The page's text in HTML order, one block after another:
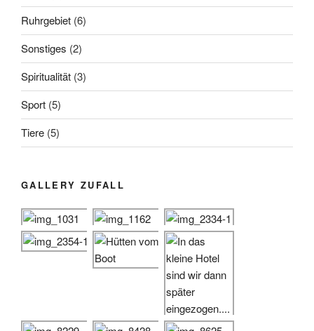
Ruhrgebiet (6)
Sonstiges (2)
Spiritualität (3)
Sport (5)
Tiere (5)
GALLERY ZUFALL